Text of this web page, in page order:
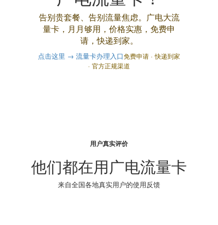
告别贵套餐、告别流量焦虑。广电大流
量卡，月月够用，价格实惠，免费申
请，快递到家。
点击这里 → 流量卡办理入口免费申请 · 快递到家
· 官方正规渠道
用户真实评价
他们都在用广电流量卡
来自全国各地真实用户的使用反馈